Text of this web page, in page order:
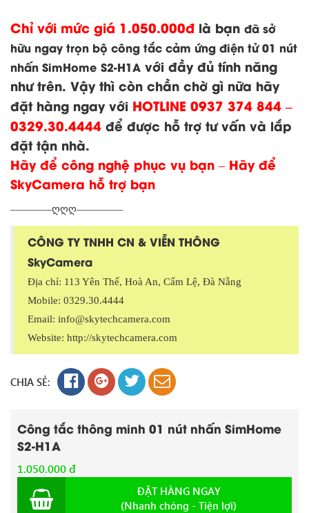
Chỉ với mức giá 1.050.000đ là bạn đã sở
hữu ngay trọn bộ công tắc cảm ứng điện tử 01 nút
nhấn SimHome S2-H1A với đầy đủ tính năng
như trên. Vậy thì còn chần chờ gì nữa hãy
đặt hàng ngay với HOTLINE 0937 374 844 –
0329.30.4444 để được hỗ trợ tư vấn và lắp
đặt tận nhà.
Hãy để công nghệ phục vụ bạn – Hãy để
SkyCamera hỗ trợ bạn
————ღღღ————–
CÔNG TY TNHH CN & VIỄN THÔNG
SkyCamera
Địa chỉ: 113 Yên Thế, Hoà An, Cẩm Lệ, Đà Nẵng
Mobile: 0329.30.4444
Email: info@skytechcamera.com
Website: http://skytechcamera.com
CHIA SẺ:
Công tắc thông minh 01 nút nhấn SimHome
S2-H1A
1.050.000 đ
ĐẶT HÀNG NGAY
(Nhanh chóng - Tiện lợi)